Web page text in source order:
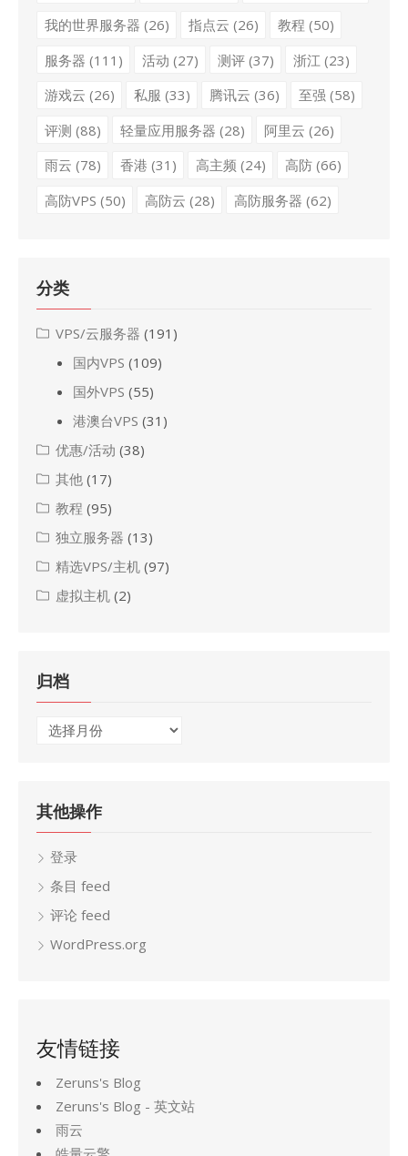
我的世界服务器 (26) 指点云 (26) 教程 (50)
服务器 (111) 活动 (27) 测评(37) 浙江 (23)
游戏云 (26) 私服 (33) 腾讯云 (36) 至强 (58)
评测 (88) 轻量应用服务器 (28) 阿里云 (26)
雨云 (78) 香港 (31) 高主频 (24) 高防(66)
高防VPS (50) 高防云 (28) 高防服务器 (62)
分类
VPS/云服务器 (191)
国内VPS (109)
国外VPS (55)
港澳台VPS (31)
优惠/活动 (38)
其他 (17)
教程 (95)
独立服务器 (13)
精选VPS/主机 (97)
虚拟主机 (2)
归档
归
其他操作
登录
条目 feed
评论 feed
WordPress.org
友情链接
Zeruns's Blog
Zeruns's Blog - 英文站
雨云